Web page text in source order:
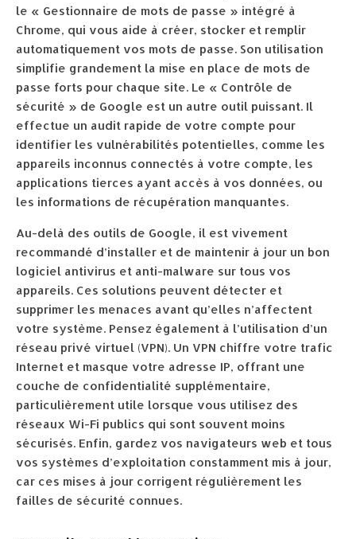
le « Gestionnaire de mots de passe » intégré à
Chrome, qui vous aide à créer, stocker et remplir
automatiquement vos mots de passe. Son utilisation
simplifie grandement la mise en place de mots de
passe forts pour chaque site. Le « Contrôle de
sécurité » de Google est un autre outil puissant. Il
effectue un audit rapide de votre compte pour
identifier les vulnérabilités potentielles, comme les
appareils inconnus connectés à votre compte, les
applications tierces ayant accès à vos données, ou
les informations de récupération manquantes.
Au-delà des outils de Google, il est vivement
recommandé d’installer et de maintenir à jour un bon
logiciel antivirus et anti-malware sur tous vos
appareils. Ces solutions peuvent détecter et
supprimer les menaces avant qu’elles n’affectent
votre système. Pensez également à l’utilisation d’un
réseau privé virtuel (VPN). Un VPN chiffre votre trafic
Internet et masque votre adresse IP, offrant une
couche de confidentialité supplémentaire,
particulièrement utile lorsque vous utilisez des
réseaux Wi-Fi publics qui sont souvent moins
sécurisés. Enfin, gardez vos navigateurs web et tous
vos systèmes d’exploitation constamment mis à jour,
car ces mises à jour corrigent régulièrement les
failles de sécurité connues.